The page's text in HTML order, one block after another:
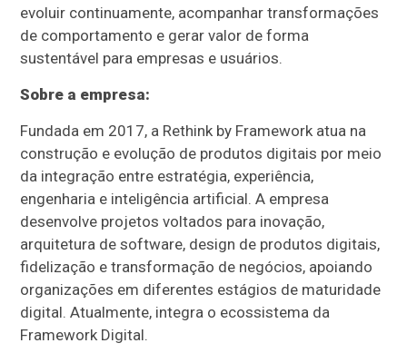
evoluir continuamente, acompanhar transformações
de comportamento e gerar valor de forma
sustentável para empresas e usuários.
Sobre a empresa:
Fundada em 2017, a Rethink by Framework atua na
construção e evolução de produtos digitais por meio
da integração entre estratégia, experiência,
engenharia e inteligência artificial. A empresa
desenvolve projetos voltados para inovação,
arquitetura de software, design de produtos digitais,
fidelização e transformação de negócios, apoiando
organizações em diferentes estágios de maturidade
digital. Atualmente, integra o ecossistema da
Framework Digital.